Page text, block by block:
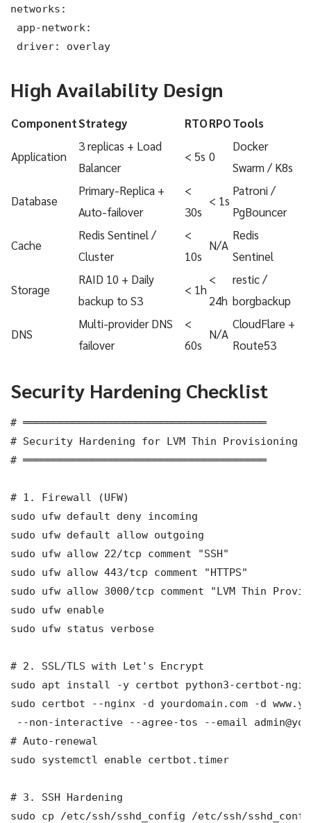
networks:
app-network:
driver: overlay
High Availability Design
ComponentStrategy RTORPOTools
Application
3 replicas + Load
Balancer
< 5s 0
Docker
Swarm / K8s
Database
Primary-Replica +
Auto-failover
<
30s
< 1s
Patroni /
PgBouncer
Cache
Redis Sentinel /
Cluster
<
10s
N/A
Redis
Sentinel
Storage
RAID 10 + Daily
backup to S3
< 1h
<
24h
restic /
borgbackup
DNS
Multi-provider DNS
failover
<
60s
N/A
CloudFlare +
Route53
Security Hardening Checklist
# ═══════════════════════════════════════
# Security Hardening for LVM Thin Provisioning
# ═══════════════════════════════════════
# 1. Firewall (UFW)
sudo ufw default deny incoming
sudo ufw default allow outgoing
sudo ufw allow 22/tcp comment "SSH"
sudo ufw allow 443/tcp comment "HTTPS"
sudo ufw allow 3000/tcp comment "LVM Thin
sudo ufw enable
sudo ufw status verbose
# 2. SSL/TLS with Let's Encrypt
sudo apt install -y certbot python3-certbot-
sudo certbot --nginx -d yourdomain.com -d
--non-interactive --agree-tos --email
# Auto-renewal
sudo systemctl enable certbot.timer
# 3. SSH Hardening
sudo cp /etc/ssh/sshd_config /etc/ssh/